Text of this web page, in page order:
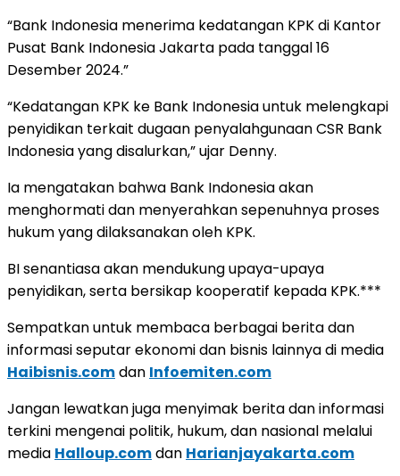
“Bank Indonesia menerima kedatangan KPK di Kantor
Pusat Bank Indonesia Jakarta pada tanggal 16
Desember 2024.”
“Kedatangan KPK ke Bank Indonesia untuk melengkapi
penyidikan terkait dugaan penyalahgunaan CSR Bank
Indonesia yang disalurkan,” ujar Denny.
Ia mengatakan bahwa Bank Indonesia akan
menghormati dan menyerahkan sepenuhnya proses
hukum yang dilaksanakan oleh KPK.
BI senantiasa akan mendukung upaya-upaya
penyidikan, serta bersikap kooperatif kepada KPK.***
Sempatkan untuk membaca berbagai berita dan
informasi seputar ekonomi dan bisnis lainnya di media
Haibisnis.comdan Infoemiten.com
Jangan lewatkan juga menyimak berita dan informasi
terkini mengenai politik, hukum, dan nasional melalui
media Halloup.comdan Harianjayakarta.com